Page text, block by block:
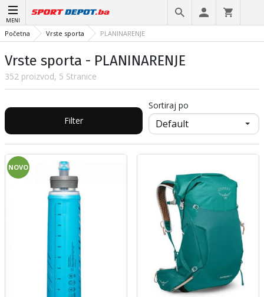
MENI
Početna Vrste sporta PLANINARENJE
Vrste sporta - PLANINARENJE
352 proizvod, 5 Stranice
Filter
Sortiraj po
NOVO